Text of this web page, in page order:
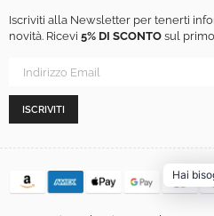
Iscriviti alla Newsletter per tenerti
novità. Ricevi 5% DI SCONTO sul
ISCRIVITI
Hai